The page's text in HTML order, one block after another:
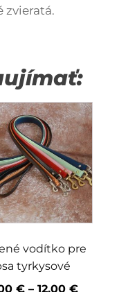
zvieratá.
vodítko pre
tyrkysové
€ – 12,00 €Price